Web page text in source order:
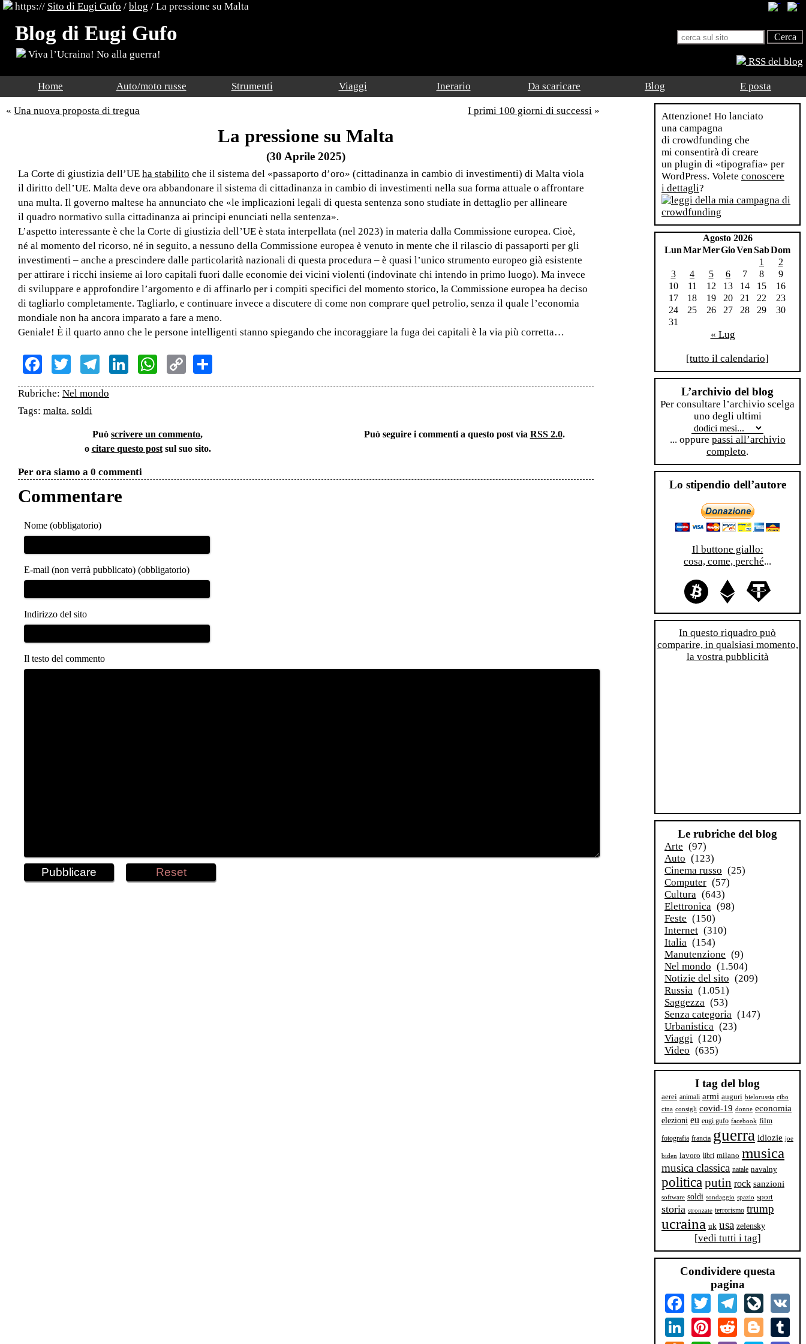
https:// Sito di Eugi Gufo / blog / La pressione su Malta
Blog di Eugi Gufo
Viva l’Ucraina! No alla guerra!
RSS del blog
Home Auto/moto russe Strumenti Viaggi Inerario Da scaricare Blog E posta
« Una nuova proposta di tregua I primi 100 giorni di successi »
La pressione su Malta
(30 Aprile 2025)
La Corte di giustizia dell’UE ha stabilito che il sistema del «passaporto d’oro» (cittadinanza in cambio di investimenti) di Malta viola
il diritto dell’UE. Malta deve ora abbandonare il sistema di cittadinanza in cambio di investimenti nella sua forma attuale o affrontare
una multa. Il governo maltese ha annunciato che «le implicazioni legali di questa sentenza sono studiate in dettaglio per allineare
il quadro normativo sulla cittadinanza ai principi enunciati nella sentenza».
L’aspetto interessante è che la Corte di giustizia dell’UE è stata interpellata (nel 2023) in materia dalla Commissione europea. Cioè,
né al momento del ricorso, né in seguito, a nessuno della Commissione europea è venuto in mente che il rilascio di passaporti per gli
investimenti – anche a prescindere dalle particolarità nazionali di questa procedura – è quasi l’unico strumento europeo già esistente
per attirare i ricchi insieme ai loro capitali fuori dalle economie dei vicini violenti (indovinate chi intendo in primo luogo). Ma invece
di sviluppare e approfondire l’argomento e di affinarlo per i compiti specifici del momento storico, la Commissione europea ha deciso
di tagliarlo completamente. Tagliarlo, e continuare invece a discutere di come non comprare quel petrolio, senza il quale l’economia
mondiale non ha ancora imparato a fare a meno.
Geniale! È il quarto anno che le persone intelligenti stanno spiegando che incoraggiare la fuga dei capitali è la via più corretta…
Facebook
TwitterTelegram
LinkedInWhatsApp
Copy
Link
Rubriche: Nel mondo
Tags: malta, soldi
Può scrivere un commento,
o citare questo postsul suo sito.
Può seguire i commenti a questo post via RSS 2.0.
Per ora siamo a 0 commenti
Commentare
Nome (obbligatorio)
E-mail (non verrà pubblicato) (obbligatorio)
Indirizzo del sito
Il testo del commento
Attenzione! Ho lanciato
una campagna
di crowdfunding che
mi consentirà di creare
un plugin di «tipografia» per
WordPress. Volete conoscere
i dettagli?
Agosto 2026
LunMarMerGioVenSabDom
1
2
3
4 5 6 7 8
9
10
11 12 13 14 15
16
17
18 19 20 21 22
23
24
25 26 27 28 29
30
31
« Lug
[tutto il calendario]
L’archivio del blog
Per consultare l’archivio scelga
uno degli ultimi
... oppure passi all’archivio
completo.
Lo stipendio dell’autore
Il buttone giallo:
cosa, come, perché...
In questo riquadro può
comparire, in qualsiasi momento,
la vostra pubblicità
Le rubriche del blog
Arte (97)
Auto (123)
Cinema russo (25)
Computer (57)
Cultura (643)
Elettronica (98)
Feste (150)
Internet (310)
Italia (154)
Manutenzione (9)
Nel mondo (1.504)
Notizie del sito (209)
Russia (1.051)
Saggezza (53)
Senza categoria (147)
Urbanistica (23)
Viaggi (120)
Video (635)
I tag del blog
aerei animali armi auguri bielorussia cibo
cina consigli covid-19 donne economia
elezioni eu eugi gufo facebook film
fotografia francia guerra idiozie joe
biden lavoro libri milano musica
musica classica natale navalny
politicaputin rock sanzioni
software soldi sondaggio spazio sport
storia stronzate terrorismo trump
ucraina uk usa zelensky
[vedi tutti i tag]
Condividere questa
pagina
FacebookTwitter Telegram
LinkedInPinterestReddit Blogger